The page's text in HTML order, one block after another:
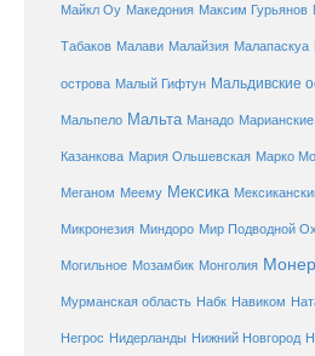
Майкл Оу Македония Максим Гурьянов
Табаков Малави Малайзия Малапаскуа
острова Малый Гифтун Мальдивские
Мальпело Мальта Манадо
Казанкова Мария Ольшевская Марко
Меганом Меему Мексика
Микронезия Миндоро Мир Подводной
Могильное Мозамбик Монголия
Мурманская область Набк Навиком
Негрос Нидерланды Нижний Новгород